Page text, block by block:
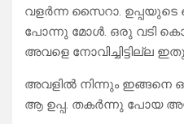
വളർന്ന സൈറാ.
പോന്നു മോൾ. ഒരു വടി
അവളെ നോവിച്ചിട്ടില്ല
അവളിൽ നിന്നും ഇങ്ങനെ ഒരു
ആ ഉപ്പ. തകർന്നു പോയ